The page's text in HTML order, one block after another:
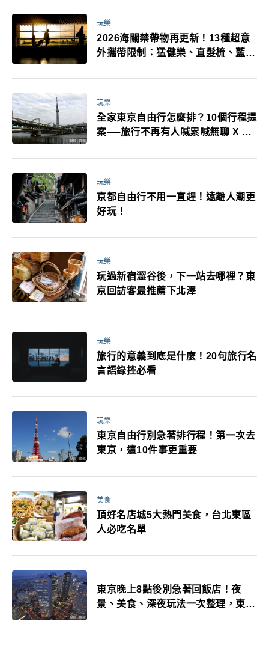
玩樂
2026海關禁帶物再更新！13種超意
外攜帶限制：猛健樂、直髮梳、藍牙
萬！注意事項一次看！
玩樂
全家東京自由行怎麼排？10個行程提
案──旅行不再有人喊累喊無聊 X 爸
玩樂
京都自由行不用一直趕！遠離人潮更
好玩！
玩樂
玩過新宿澀谷後，下一站去哪裡？東
京回訪客最推薦下北澤
玩樂
旅行的意義到底是什麼！20句旅行名
言語錄控必看
玩樂
東京自由行別急著排行程！第一次去
東京，這10件事更重要
美食
頂好名店城5大熱門美食，台北東區
人必吃名單
東京晚上8點後別急著回飯店！夜
景、美食、深夜玩法一次整理，東京